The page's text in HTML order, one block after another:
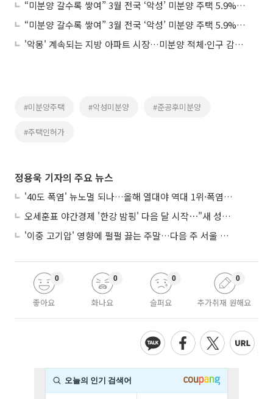
“미분양 갈수록 쌓여” 3월 전국 ‘악성’ 미분양 주택 5.9%↑…지방에 80% 집중
“미분양 갈수록 쌓여” 3월 전국 ‘악성’ 미분양 주택 5.9%↑…서울 아파트 거래량 2배 늘어
'악몽' 계속되는 지방 아파트 시장…미분양 적체·인구 감소로 내리막길
#미분양주택 #악성미분양 #준공후미분양
#주택인허가
정용욱 기자의 주요 뉴스
'40도 폭염' 뉴노멀 되나…올해 열대야 역대 1위·폭염일수 평년 3배 넘어
오세훈표 야간경제 '한강 밤핑' 다음 달 시작⋯"새 성장동력 만들 것"
'이중 고기압' 영향에 펄펄 끓는 주말…다음 주 서울 포함 서쪽이 더 덥다
좋아요
0
화나요
0
슬퍼요
0
추가취재 원해요
0